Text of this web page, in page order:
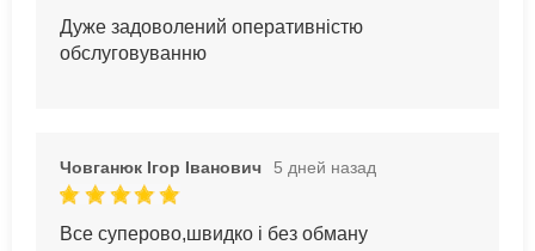
Дуже задоволений оперативністю
обслуговуванню
Човганюк Ігор Іванович 5 дней назад
Все суперово,швидко і без обману